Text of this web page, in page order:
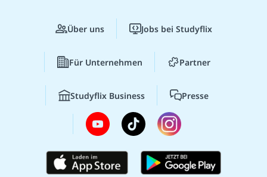
Über uns Jobs bei Studyflix
Für Unternehmen Partner
Studyflix Business Presse